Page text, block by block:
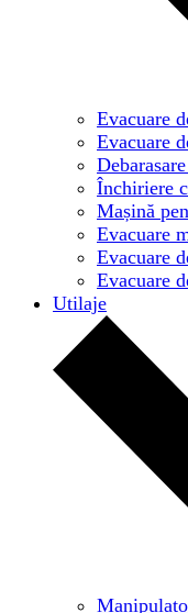
Evacuare
Evacuare
Închiriere
Mașină
Evacuare
Evacuare
Evacuare
Utilaje